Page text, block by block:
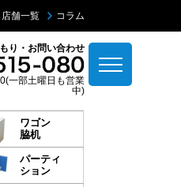
店舗一覧 コラム
り・お問い合わせ
一部土曜日も営業
中)
ワゴン
脇机
パーティ
ション